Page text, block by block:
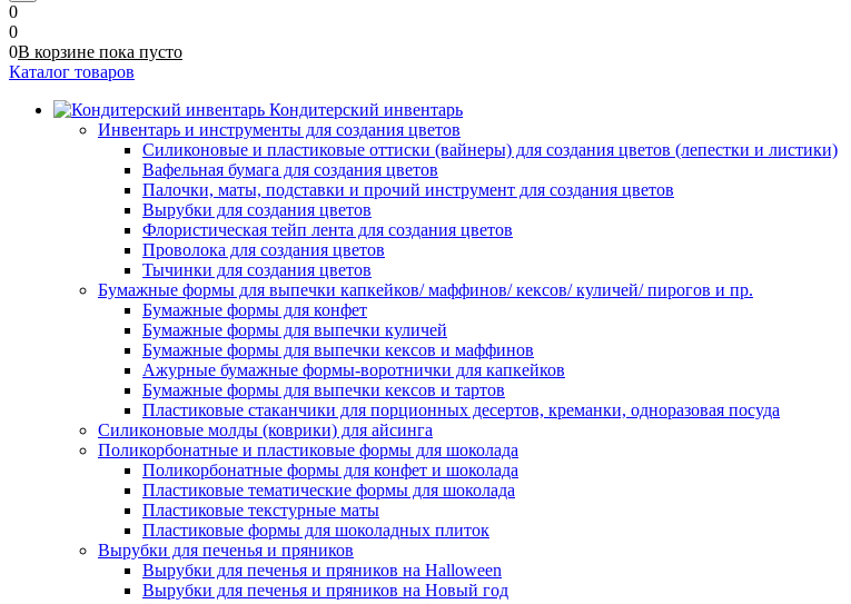
0
0
0В корзине пока пусто
Каталог товаров
Кондитерский инвентарь
Инвентарь и инструменты для создания цветов
Силиконовые и пластиковые оттиски (вайнеры) для создания цветов (лепестки и листики)
Вафельная бумага для создания цветов
Палочки, маты, подставки и прочий инструмент для создания цветов
Вырубки для создания цветов
Флористическая тейп лента для создания цветов
Проволока для создания цветов
Тычинки для создания цветов
Бумажные формы для выпечки капкейков/ маффинов/ кексов/ куличей/ пирогов и пр.
Бумажные формы для конфет
Бумажные формы для выпечки куличей
Бумажные формы для выпечки кексов и маффинов
Ажурные бумажные формы-воротнички для капкейков
Бумажные формы для выпечки кексов и тартов
Пластиковые стаканчики для порционных десертов, креманки, одноразовая посуда
Силиконовые молды (коврики) для айсинга
Поликорбонатные и пластиковые формы для шоколада
Поликорбонатные формы для конфет и шоколада
Пластиковые тематические формы для шоколада
Пластиковые текстурные маты
Пластиковые формы для шоколадных плиток
Вырубки для печенья и пряников
Вырубки для печенья и пряников на Halloween
Вырубки для печенья и пряников на Новый год